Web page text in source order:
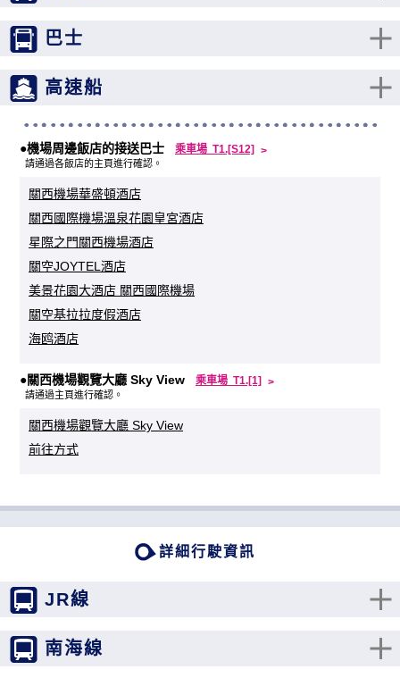
巴士
高速船
●機場周邊飯店的接送巴士 乘車場 T1.[S12]
請通過各飯店的主頁進行確認。
關西機場華盛頓酒店
關西國際機場溫泉花園皇宮酒店
星際之門關西機場酒店
關空JOYTEL酒店
美景花園大酒店 關西國際機場
關空基拉拉度假酒店
海鸥酒店
●關西機場觀覽大廳 Sky View 乘車場 T1.[1]
請通過主頁進行確認。
關西機場觀覽大廳 Sky View
前往方式
詳細行駛資訊
JR線
南海線